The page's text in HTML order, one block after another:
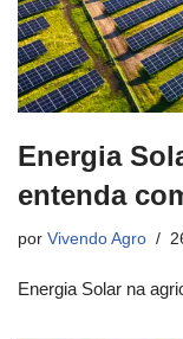
Energia
entenda
por Vivendo Agro
Energia Solar na